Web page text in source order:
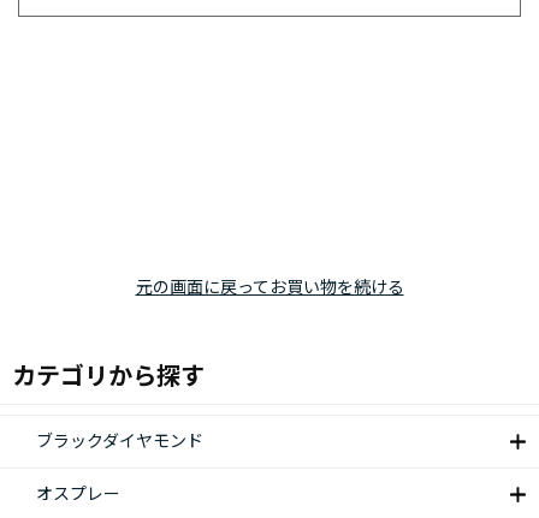
元の画面に戻ってお買い物を続ける
カテゴリから探す
ブラックダイヤモンド
オスプレー